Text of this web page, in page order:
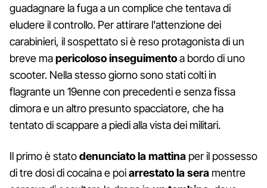
guadagnare la fuga a un complice che tentava di
eludere il controllo. Per attirare l'attenzione dei
carabinieri, il sospettato si è reso protagonista di un
breve mapericolosoinseguimentoa bordo di uno
scooter. Nella stesso giorno sono stati colti in
flagrante un 19enne con precedenti e senza fissa
dimora e un altro presunto spacciatore, che ha
tentato di scappare a piedi alla vista dei militari.
Il primo è statodenunciato la mattina per il possesso
di tre dosi di cocaina e poiarrestato la sera mentre